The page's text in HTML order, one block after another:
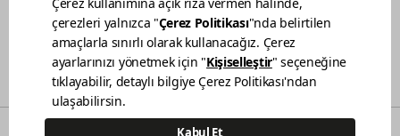
COULEURS QUI SOMMES-NOUS MAINTENABILITÉ
NOS POINTS DE VENTE CONTACT
© 2021 Polisan Kansai Boya San. ve Tic. A.Ş. | Tous droits réservés